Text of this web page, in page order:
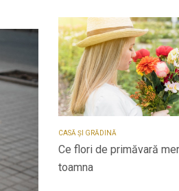
CASĂ ȘI GRĂDINĂ
Ce flori de primăvară
toamna